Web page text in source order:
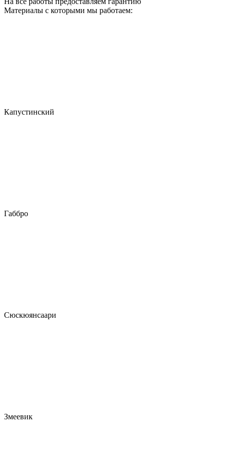
Материалы с которыми мы работаем:
Капустинский
Габбро
Сюскюянсаари
Змеевик